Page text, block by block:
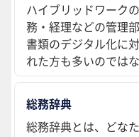
ハイブリッドワーク
務・経理などの管理
書類のデジタル化に
れた方も多いのでは
総務辞典
総務辞典とは、どな